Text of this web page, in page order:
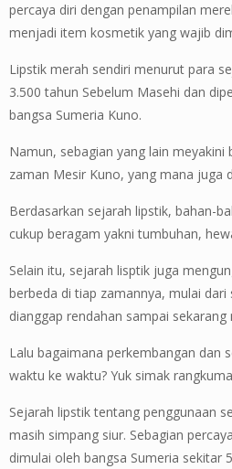
percaya diri dengan penampilan
menjadi item kosmetik yang wajib
Lipstik merah sendiri menurut para
3.500 tahun Sebelum Masehi dan
bangsa Sumeria Kuno.
Namun, sebagian yang lain meyakini
zaman Mesir Kuno, yang mana juga
Berdasarkan sejarah lipstik, bahan-
cukup beragam yakni tumbuhan,
Selain itu, sejarah lisptik juga
berbeda di tiap zamannya, mulai
dianggap rendahan sampai
Lalu bagaimana perkembangan dan
waktu ke waktu? Yuk simak
Sejarah lipstik tentang penggunaan
masih simpang siur. Sebagian
dimulai oleh bangsa Sumeria sekitar